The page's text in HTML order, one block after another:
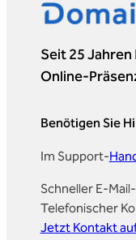
Seit 25
Online-
Benötigen Sie
Im Support-
Schneller E-
Telefonischer
Jetzt Kontakt